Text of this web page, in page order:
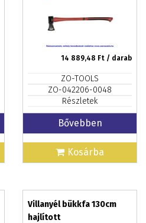
14 889,48 Ft / darab
ZO-TOOLS
ZO-042206-0048
Részletek
Bővebben
Kosárba
Villanyél bükkfa 130cm
hajlított